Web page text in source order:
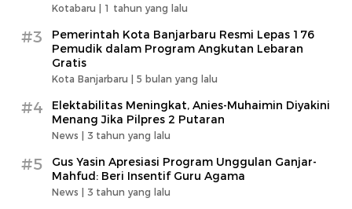
Kotabaru | 1 tahun yang lalu
#3
Pemerintah Kota Banjarbaru Resmi Lepas 176
Pemudik dalam Program Angkutan Lebaran
Gratis
Kota Banjarbaru | 5 bulan yang lalu
#4
Elektabilitas Meningkat, Anies-Muhaimin Diyakini
Menang Jika Pilpres 2 Putaran
News | 3 tahun yang lalu
#5
Gus Yasin Apresiasi Program Unggulan Ganjar-
Mahfud: Beri Insentif Guru Agama
News | 3 tahun yang lalu